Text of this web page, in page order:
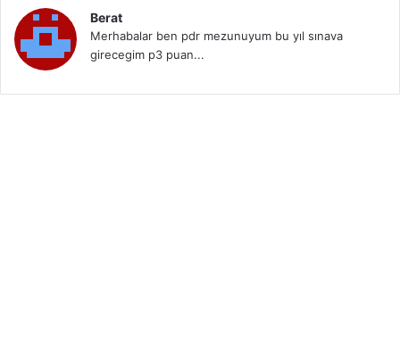
Berat
Merhabalar ben pdr mezunuyum bu yıl sınava
girecegim p3 puan...